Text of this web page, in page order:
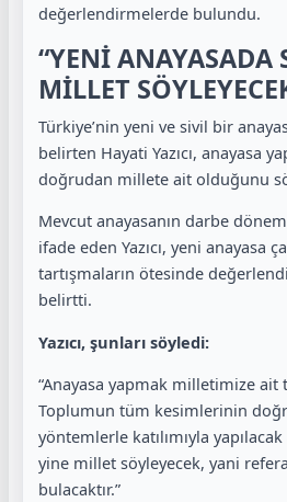
değerlendirmelerde bulundu.
“YENİ ANAYASADA
MİLLET
Türkiye’nin yeni ve sivil bir
belirten Hayati Yazıcı, anayasa
doğrudan millete ait olduğunu
Mevcut anayasanın darbe
ifade eden Yazıcı, yeni anayasa
tartışmaların ötesinde
belirtti.
Yazıcı, şunları söyledi:
“Anayasa yapmak milletimize ait
Toplumun tüm kesimlerinin
yöntemlerle katılımıyla
yine millet söyleyecek, yani
bulacaktır.”